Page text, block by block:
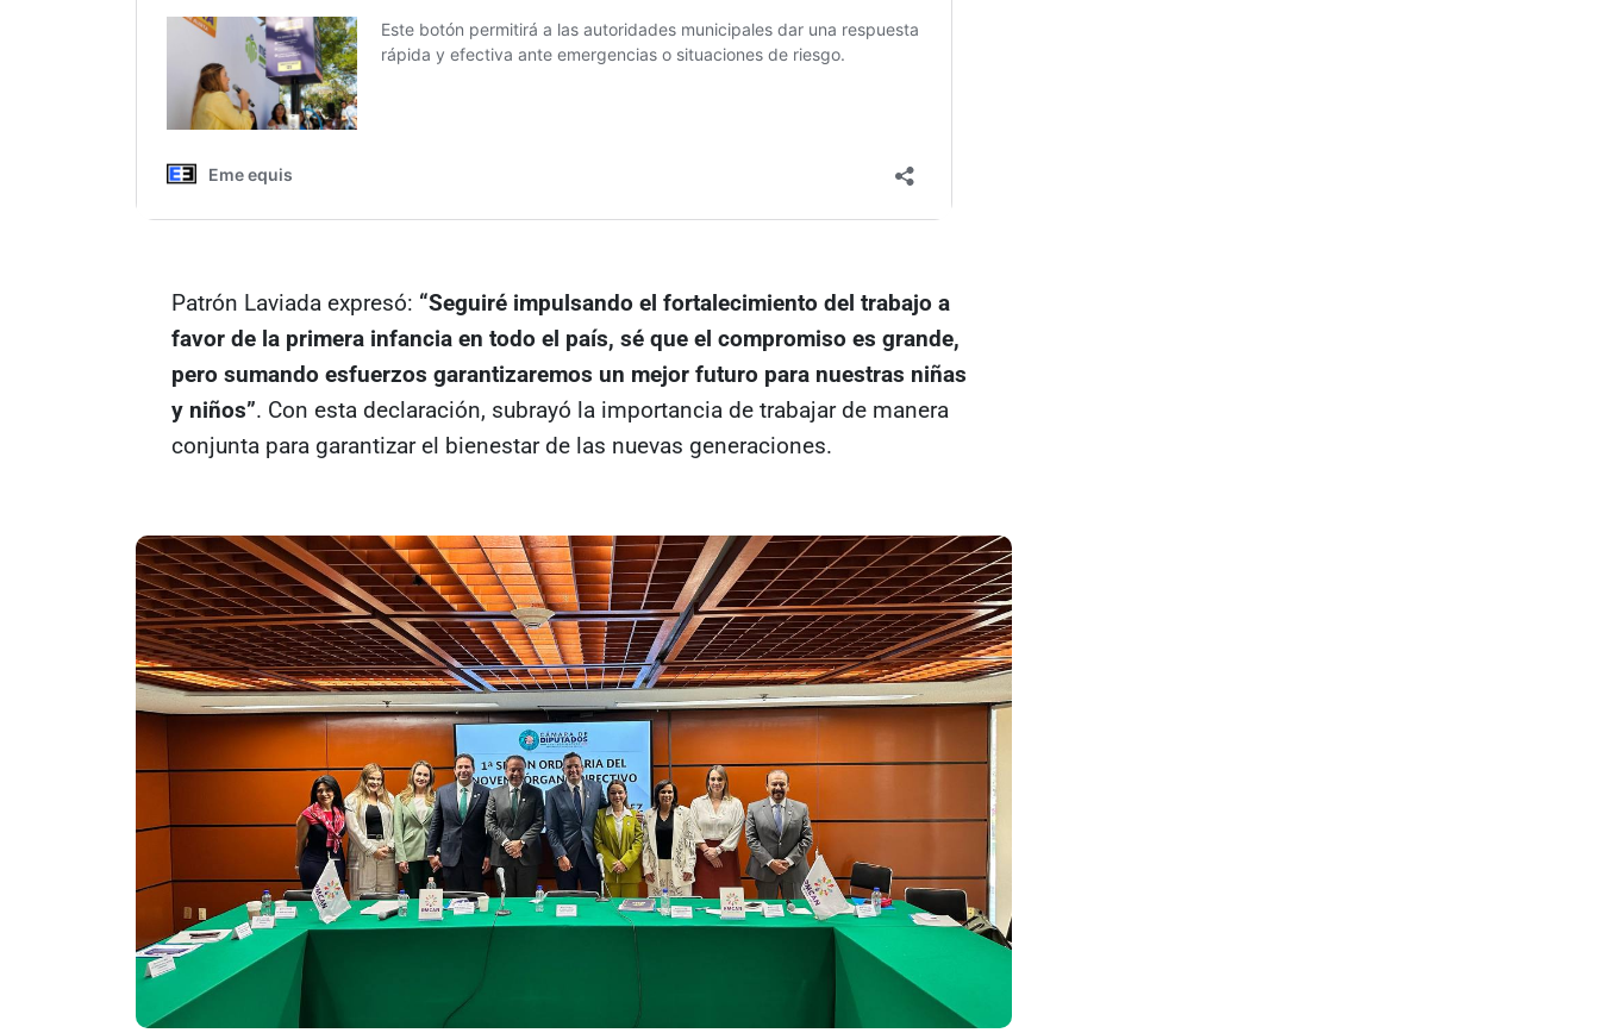
Patrón Laviada expresó: “Seguiré impulsando el fortalecimiento del trabajo a
favor de la primera infancia en todo el país, sé que el compromiso es grande,
pero sumando esfuerzos garantizaremos un mejor futuro para nuestras niñas
y niños”. Con esta declaración, subrayó la importancia de trabajar de manera
conjunta para garantizar el bienestar de las nuevas generaciones.